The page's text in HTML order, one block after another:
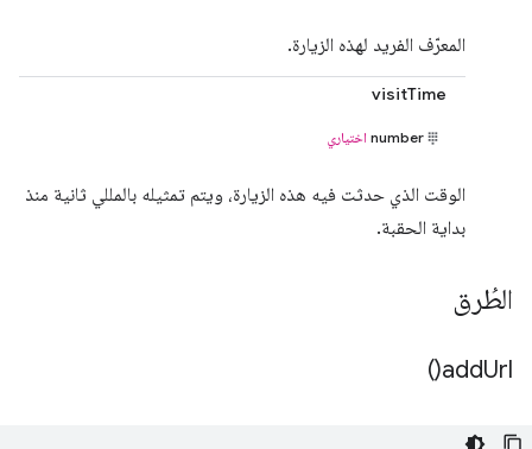
المعرّف الفريد لهذه الزيارة.
visitTime
number اختياري
الوقت الذي حدثت فيه هذه الزيارة، ويتم تمثيله بالمللي ثانية منذ
بداية الحقبة.
الطُرق
addUrl(
)